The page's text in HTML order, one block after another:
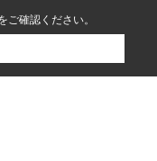
ご確認ください。